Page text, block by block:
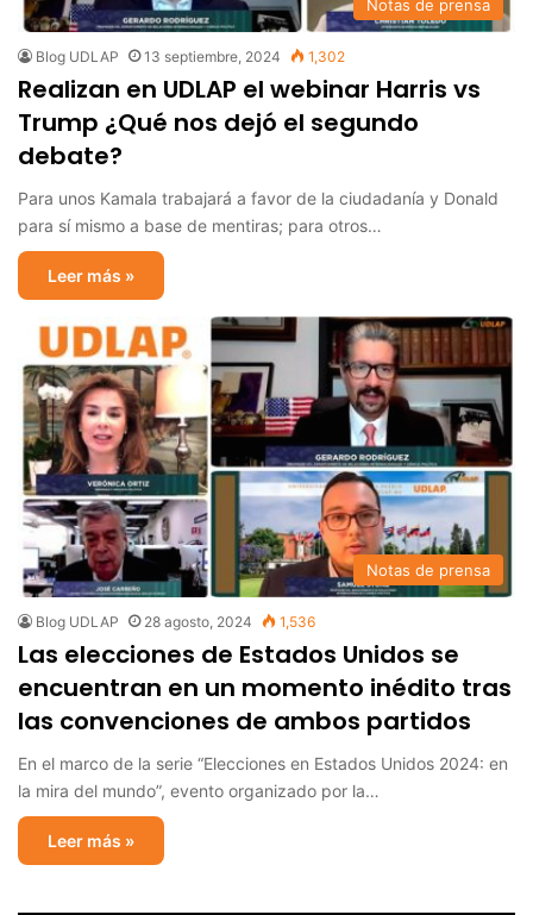
Notas de prensa
Blog UDLAP 13 septiembre, 2024 1,302
Realizan en UDLAP el webinar Harris vs
Trump ¿Qué nos dejó el segundo
debate?
Para unos Kamala trabajará a favor de la ciudadanía y Donald
para sí mismo a base de mentiras; para otros…
Leer más »
Notas de prensa
Blog UDLAP 28 agosto, 2024 1,536
Las elecciones de Estados Unidos se
encuentran en un momento inédito tras
las convenciones de ambos partidos
En el marco de la serie “Elecciones en Estados Unidos 2024: en
la mira del mundo”, evento organizado por la…
Leer más »